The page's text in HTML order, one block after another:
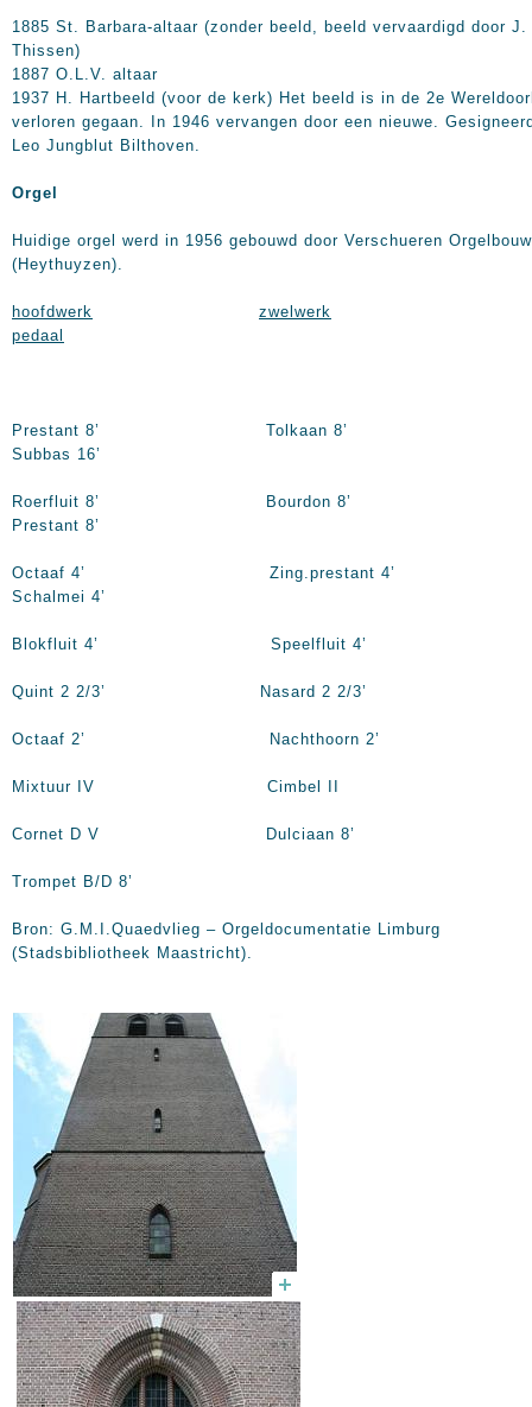
1885 St. Barbara-altaar (zonder beeld, beeld vervaardigd door J.
Thissen)
1887 O.L.V. altaar
1937 H. Hartbeeld (voor de kerk) Het beeld is in de 2e
verloren gegaan. In 1946 vervangen door een nieuwe.
Leo Jungblut Bilthoven.
Orgel
Huidige orgel werd in 1956 gebouwd door Verschueren Orgelbouw
(Heythuyzen).
hoofdwerk
zwelwerk
pedaal
Prestant 8’ Tolkaan 8’
Subbas 16’
Roerfluit 8’ Bourdon 8’
Prestant 8’
Octaaf 4’ Zing.prestant 4’
Schalmei 4’
Blokfluit 4’ Speelfluit 4’
Quint 2 2/3’ Nasard 2 2/3’
Octaaf 2’ Nachthoorn 2’
Mixtuur IV Cimbel II
Cornet D V Dulciaan 8’
Trompet B/D 8’
Bron: G.M.I.Quaedvlieg – Orgeldocumentatie Limburg
(Stadsbibliotheek Maastricht).